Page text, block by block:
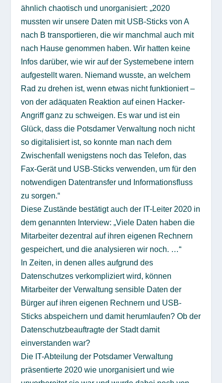
ähnlich chaotisch und unorganisiert: „2020
mussten wir unsere Daten mit USB-Sticks von A
nach B transportieren, die wir manchmal auch mit
nach Hause genommen haben. Wir hatten keine
Infos darüber, wie wir auf der Systemebene intern
aufgestellt waren. Niemand wusste, an welchem
Rad zu drehen ist, wenn etwas nicht funktioniert –
von der adäquaten Reaktion auf einen Hacker-
Angriff ganz zu schweigen. Es war und ist ein
Glück, dass die Potsdamer Verwaltung noch nicht
so digitalisiert ist, so konnte man nach dem
Zwischenfall wenigstens noch das Telefon, das
Fax-Gerät und USB-Sticks verwenden, um für den
notwendigen Datentransfer und Informationsfluss
zu sorgen.“
Diese Zustände bestätigt auch der IT-Leiter 2020 in
dem genannten Interview: „Viele Daten haben die
Mitarbeiter dezentral auf ihren eigenen Rechnern
gespeichert, und die analysieren wir noch. …“
In Zeiten, in denen alles aufgrund des
Datenschutzes verkompliziert wird, können
Mitarbeiter der Verwaltung sensible Daten der
Bürger auf ihren eigenen Rechnern und USB-
Sticks abspeichern und damit herumlaufen? Ob der
Datenschutzbeauftragte der Stadt damit
einverstanden war?
Die IT-Abteilung der Potsdamer Verwaltung
präsentierte 2020 wie unorganisiert und wie